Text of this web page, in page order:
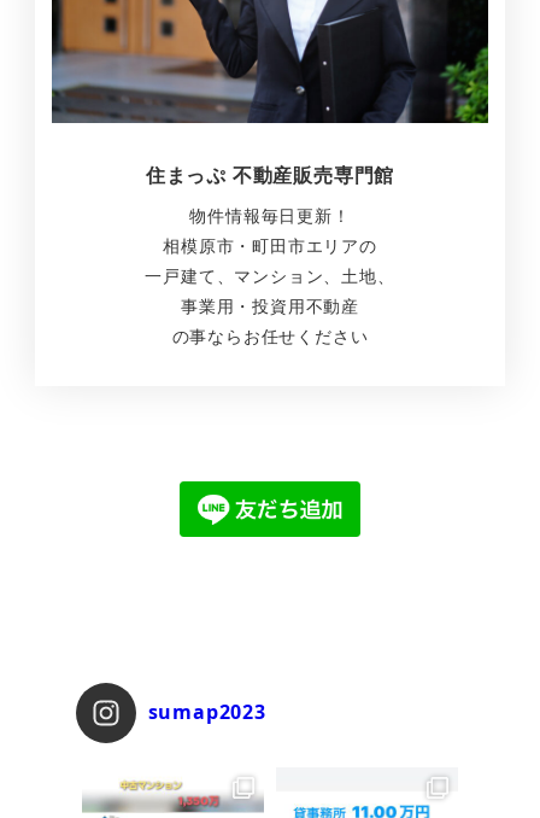
住まっぷ 不動産販売専門館
物件情報毎日更新！
相模原市・町田市エリアの
一戸建て、マンション、土地、
事業用・投資用不動産
の事ならお任せください
sumap2023